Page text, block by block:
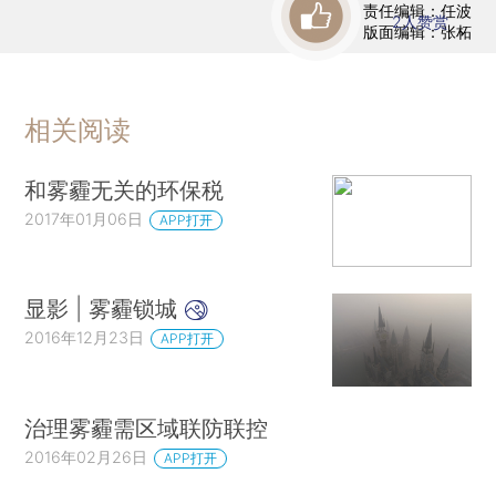
责任编辑：任波
版面编辑：张柘
2人赞赏
相关阅读
和雾霾无关的环保税
2017年01月06日 APP打开
显影 | 雾霾锁城
2016年12月23日 APP打开
治理雾霾需区域联防联控
2016年02月26日 APP打开